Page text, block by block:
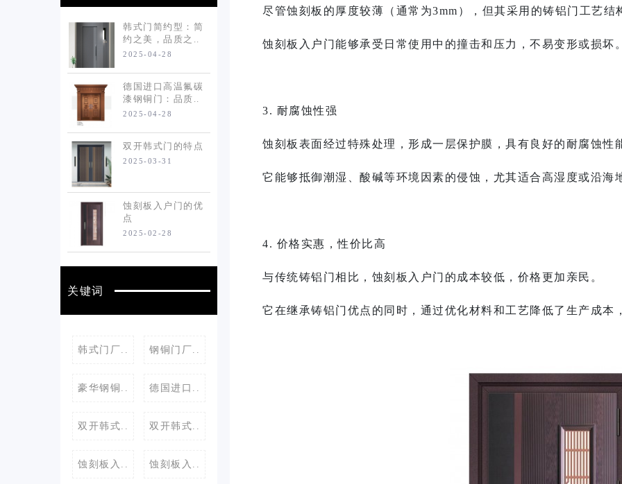
韩式门简约型：简
约之美，品质之..
2025-04-28
德国进口高温氟碳
漆钢铜门：品质..
2025-04-28
双开韩式门的特点
2025-03-31
蚀刻板入户门的优
点
2025-02-28
关键词
韩式门厂.. 钢铜门厂..
豪华钢铜.. 德国进口..
双开韩式.. 双开韩式..
蚀刻板入.. 蚀刻板入..
尽管蚀刻板的厚度较薄（通常为3mm），但其采用的铸铝门工艺
蚀刻板入户门能够承受日常使用中的撞击和压力，不易变形或损坏
3. 耐腐蚀性强
蚀刻板表面经过特殊处理，形成一层保护膜，具有良好的耐腐蚀性
它能够抵御潮湿、酸碱等环境因素的侵蚀，尤其适合高湿度或沿海
4. 价格实惠，性价比高
与传统铸铝门相比， 蚀刻板入户门 的成本较低，价格更加亲民。
它在继承铸铝门优点的同时，通过优化材料和工艺降低了生产成本